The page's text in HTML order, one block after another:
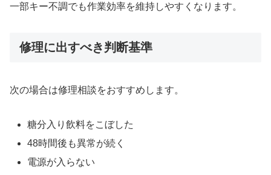
一部キー不調でも作業効率を維持しやすくなります。
修理に出すべき判断基準
次の場合は修理相談をおすすめします。
糖分入り飲料をこぼした
48時間後も異常が続く
電源が入らない